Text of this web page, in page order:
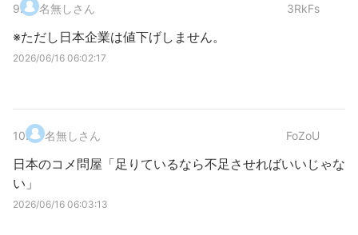
9. 名無しさん 3RkFs
※ただし日本企業は値下げしません。
2026/06/16 06:02:17
10. 名無しさん FoZoU
日本のコメ問屋「足りているなら不足させればいいじゃな
い」
2026/06/16 06:03:13